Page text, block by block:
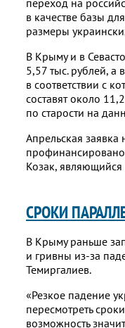
переход на
в качестве базы
размеры
В Крыму и в
5,57 тыс. рублей, а
в соответствии с
составят около
по старости на
Апрельская
Козак,
СРОКИ
В Крыму раньше
и гривны из-за
Темиргалиев.
«Резкое падение
пересмотреть
возможность